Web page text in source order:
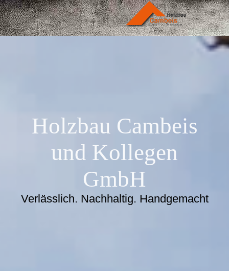
Holzbau Cambeis
und Kollegen
GmbH
Verlässlich. Nachhaltig. Handgemacht